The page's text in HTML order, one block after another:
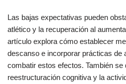
Las bajas expectativas pueden
atlético y la recuperación al
artículo explora cómo establecer
descanso e incorporar prácticas de
combatir estos efectos. También
reestructuración cognitiva y la